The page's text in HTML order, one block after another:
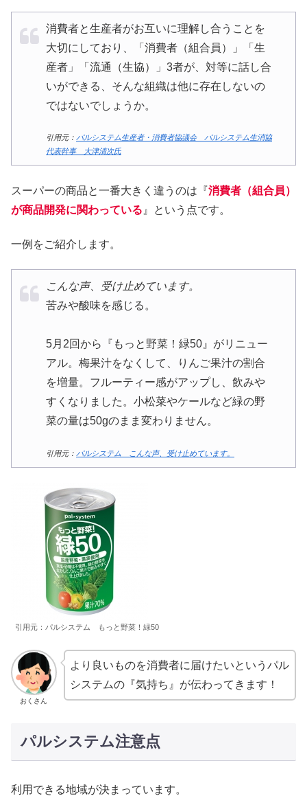
消費者と生産者がお互いに理解し合うことを
大切にしており、「消費者（組合員）」「生
産者」「流通（生協）」3者が、対等に話し合
いができる、そんな組織は他に存在しないの
ではないでしょうか。
引用元： パルシステム生産者・消費者協議会 パルシステム生消協
代表幹事 大津清次氏
スーパーの商品と一番大きく違うのは『消費者（組合員）
が商品開発に関わっている 』という点です。
一例をご紹介します。
こんな声、受け止めています。
苦みや酸味を感じる。
5月2回から『もっと野菜！緑50』がリニュー
アル。梅果汁をなくして、りんご果汁の割合
を増量。フルーティー感がアップし、飲みや
すくなりました。小松菜やケールなど緑の野
菜の量は50gのまま変わりません。
引用元： パルシステム こんな声、受け止めています。
引用元：パルシステム もっと野菜！緑50
おくさん
より良いものを消費者に届けたいというパル
システムの『気持ち』が伝わってきます！
パルシステム注意点
利用できる地域が決まっています。